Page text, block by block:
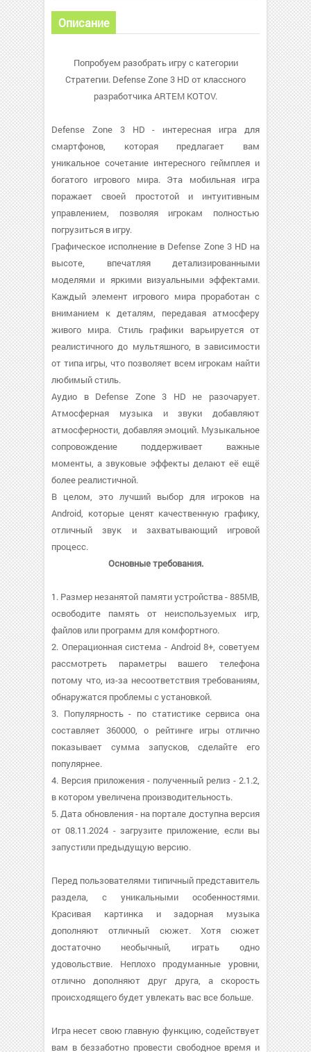
Описание
Попробуем разобрать игру с категории
Стратегии. Defense Zone 3 HD от классного
разработчика ARTEM KOTOV.
Defense Zone 3 HD - интересная игра для
смартфонов, которая предлагает вам
уникальное сочетание интересного геймплея и
богатого игрового мира. Эта мобильная игра
поражает своей простотой и интуитивным
управлением, позволяя игрокам полностью
погрузиться в игру.
Графическое исполнение в Defense Zone 3 HD на
высоте, впечатляя детализированными
моделями и яркими визуальными эффектами.
Каждый элемент игрового мира проработан с
вниманием к деталям, передавая атмосферу
живого мира. Стиль графики варьируется от
реалистичного до мультяшного, в зависимости
от типа игры, что позволяет всем игрокам найти
любимый стиль.
Аудио в Defense Zone 3 HD не разочарует.
Атмосферная музыка и звуки добавляют
атмосферности, добавляя эмоций. Музыкальное
сопровождение поддерживает важные
моменты, а звуковые эффекты делают её ещё
более реалистичной.
В целом, это лучший выбор для игроков на
Android, которые ценят качественную графику,
отличный звук и захватывающий игровой
процесс.
Основные требования.
1. Размер незанятой памяти устройства - 885MB,
освободите память от неиспользуемых игр,
файлов или программ для комфортного.
2. Операционная система - Android 8+, советуем
рассмотреть параметры вашего телефона
потому что, из-за несоответствия требованиям,
обнаружатся проблемы с установкой.
3. Популярность - по статистике сервиса она
составляет 360000, о рейтинге игры отлично
показывает сумма запусков, сделайте его
популярнее.
4. Версия приложения - полученный релиз - 2.1.2,
в котором увеличена производительность.
5. Дата обновления - на портале доступна версия
от 08.11.2024 - загрузите приложение, если вы
запустили предыдущую версию.
Перед пользователями типичный представитель
раздела, с уникальными особенностями.
Красивая картинка и задорная музыка
дополняют отличный сюжет. Хотя сюжет
достаточно необычный, играть одно
удовольствие. Неплохо продуманные уровни,
отлично дополняют друг друга, а скорость
происходящего будет увлекать вас все больше.
Игра несет свою главную функцию, содействует
вам в беззаботно провести свободное время и